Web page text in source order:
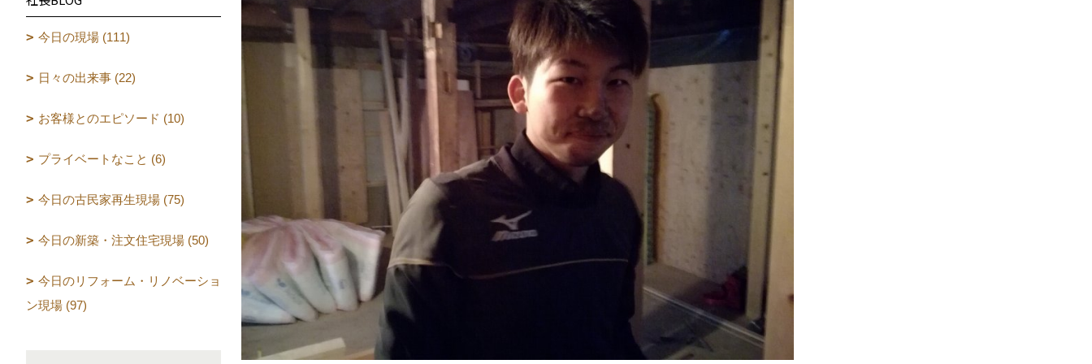
今日の現場 (111)
日々の出来事 (22)
お客様とのエピソード (10)
プライベートなこと (6)
今日の古民家再生現場 (75)
今日の新築・注文住宅現場 (50)
今日のリフォーム・リノベーショ
ン現場 (97)